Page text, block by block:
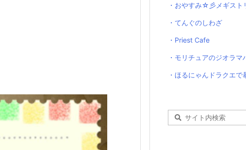
・おやすみ☆彡メギスト
・てんぐのしわざ
・Priest Cafe
・モリチュアのジオラマ
・ほるにゃんドラクエで